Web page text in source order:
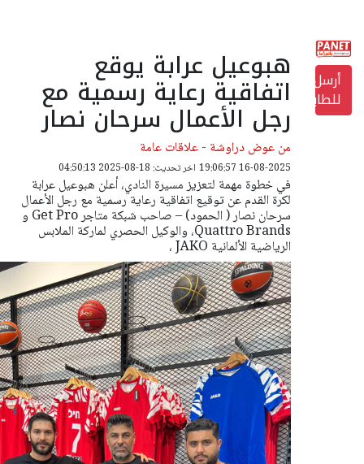
أرسل
للطابعة
هبوعيل عرابة يوقع
اتفاقية رعاية رسمية مع
رجل الأعمال سرحان نصار
من عوض دراوشة - علاقات عامة
16-08-2025 19:06:57 اخر تحديث: 18-08-2025 04:50:13
في خطوة مهمة لتعزيز مسيرة النادي، أعلن هبوعيل عرابة
لكرة القدم عن توقيع اتفاقية رعاية رسمية مع رجل الأعمال
سرحان نصار ( الحمود) – صاحب شبكة متاجر Get Pro و
Quattro Brands، والوكيل الحصري لماركة الملابس
الرياضية الألمانية JAKO ،